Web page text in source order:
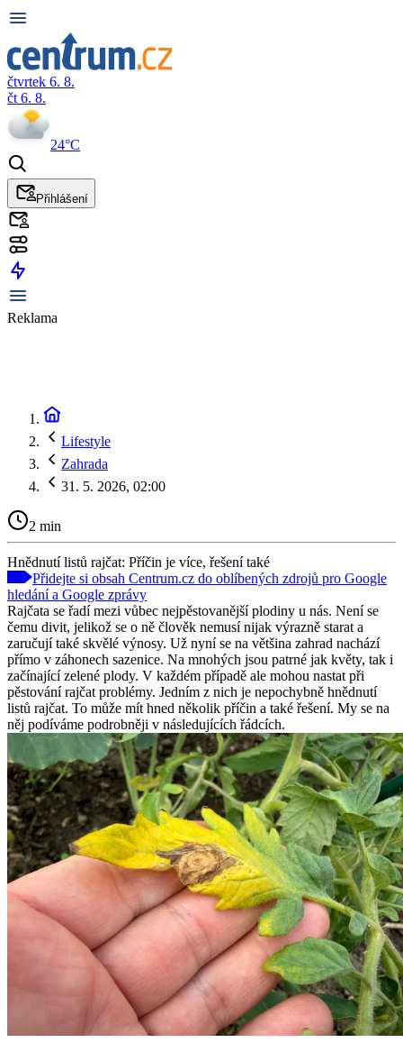
čtvrtek 6. 8.
čt 6. 8.
24°C
Přihlášení
Reklama
Lifestyle
Zahrada
31. 5. 2026, 02:00
2 min
Hnědnutí listů rajčat: Příčin je více, řešení také
Přidejte si obsah Centrum.cz do oblíbených zdrojů pro Google
hledání a Google zprávy
Rajčata se řadí mezi vůbec nejpěstovanější plodiny u nás. Není se
čemu divit, jelikož se o ně člověk nemusí nijak výrazně starat a
zaručují také skvělé výnosy. Už nyní se na většina zahrad nachází
přímo v záhonech sazenice. Na mnohých jsou patrné jak květy, tak i
začínající zelené plody. V každém případě ale mohou nastat při
pěstování rajčat problémy. Jedním z nich je nepochybně hnědnutí
listů rajčat. To může mít hned několik příčin a také řešení. My se na
něj podíváme podrobněji v následujících řádcích.